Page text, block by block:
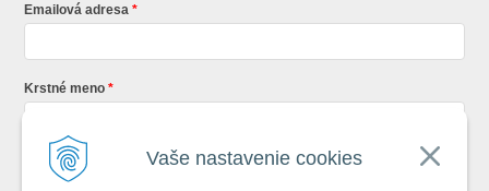
Vaše nastavenie cookies
Emailová adresa
Krstné meno
Registráciou súhlasíte so